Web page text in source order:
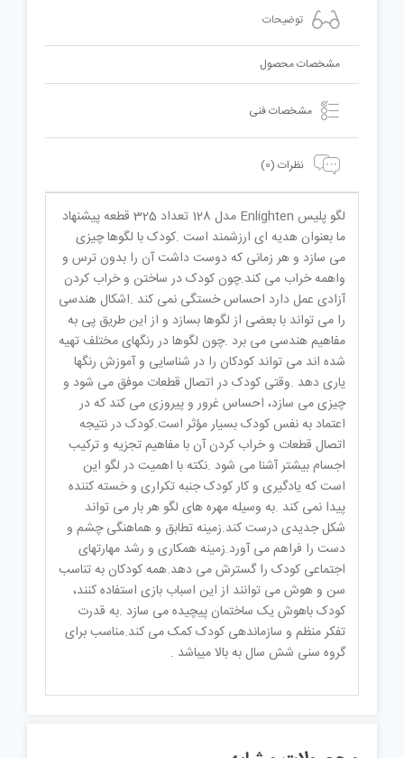
توضیحات
مشخصات محصول
مشخصات فنی
نظرات (0)
لگو پلیس Enlighten مدل 128 تعداد 325 قطعه پیشنهاد
ما بعنوان هدیه ای ارزشمند است .کودک با لگوها چیزی
می سازد و هر زمانی که دوست داشت آن را بدون ترس و
واهمه خراب می کند.چون کودک در ساختن و خراب کردن
آزادی عمل دارد احساس خستگی نمی کند .اشکال هندسی
را می تواند با بعضی از لگوها بسازد و از این طریق پی به
مفاهیم هندسی می برد .چون لگوها در رنگهای مختلف تهیه
شده اند می تواند کودکان را در شناسایی و آموزش رنگها
یاری دهد .وقتی کودک در اتصال قطعات موفق می شود و
چیزی می سازد، احساس غرور و پیروزی می کند که در
اعتماد به نفس کودک بسیار مؤثر است.کودک در نتیجه
اتصال قطعات و خراب کردن آن با مفاهیم تجزیه و ترکیب
اجسام بیشتر آشنا می شود .نکته با اهمیت در لگو این
است که یادگیری و کار کودک جنبه تکراری و خسته کننده
پیدا نمی کند .به وسیله مهره های لگو هر بار می تواند
شکل جدیدی درست کند.زمینه تطابق و هماهنگی چشم و
دست را فراهم می آورد.زمینه همکاری و رشد مهارتهای
اجتماعی کودک را گسترش می دهد.همه کودکان به تناسب
سن و هوش می توانند از این اسباب بازی استفاده کنند،
کودک باهوش یک ساختمان پیچیده می سازد .به قدرت
تفکر منظم و سازماندهی کودک کمک می کند.مناسب برای
گروه سنی شش سال به بالا میباشد .